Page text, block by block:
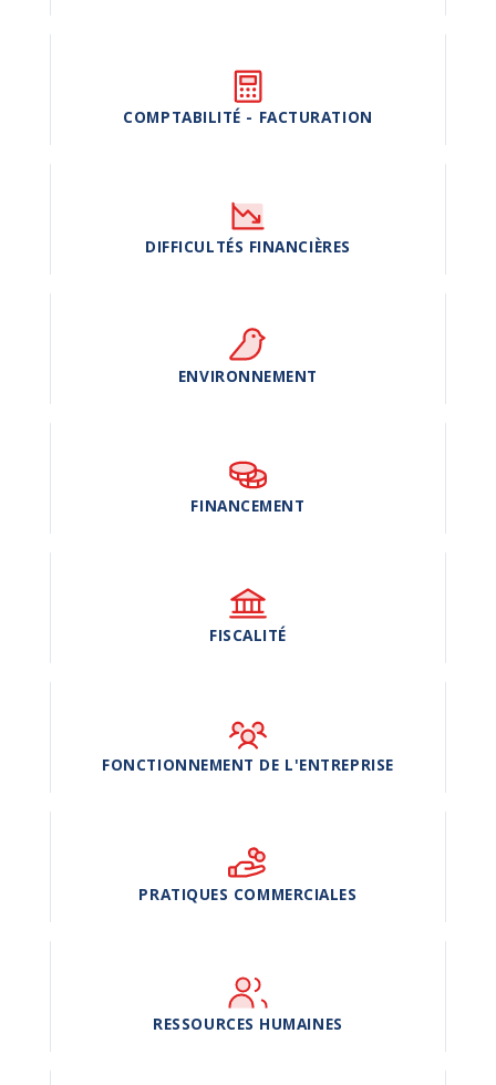
COMPTABILITÉ - FACTURATION
DIFFICULTÉS FINANCIÈRES
ENVIRONNEMENT
FINANCEMENT
FISCALITÉ
FONCTIONNEMENT DE L'ENTREPRISE
PRATIQUES COMMERCIALES
RESSOURCES HUMAINES